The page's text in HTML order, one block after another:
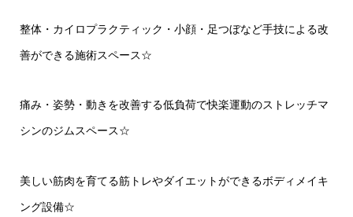
整体・カイロプラクティック・小顔・足つぼなど手技による改
善ができる施術スペース☆
痛み・姿勢・動きを改善する低負荷で快楽運動のストレッチマ
シンのジムスペース☆
美しい筋肉を育てる筋トレやダイエットができるボディメイキ
ング設備☆